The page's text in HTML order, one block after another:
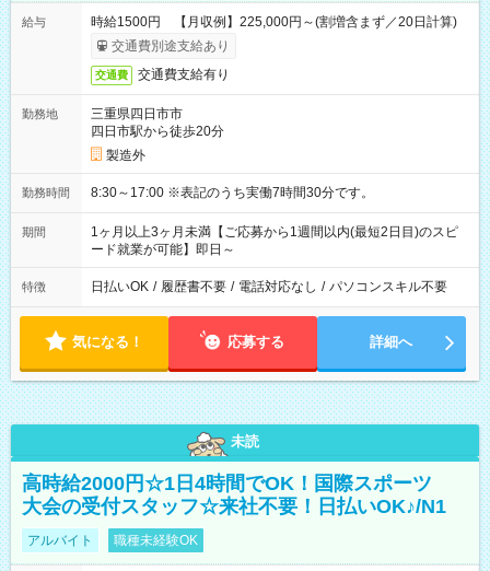
給与
時給1500円 【月収例】225,000円～(割増含まず／20日計算)
交通費別途支給あり
交通費 交通費支給有り
勤務地
三重県四日市市
四日市駅から徒歩20分
製造外
勤務時間 8:30～17:00 ※表記のうち実働7時間30分です。
期間
1ヶ月以上3ヶ月未満【ご応募から1週間以内(最短2日目)のスピ
ード就業が可能】即日～
特徴 日払いOK / 履歴書不要 / 電話対応なし / パソコンスキル不要
気になる！ 応募する 詳細へ
未読
高時給2000円☆1日4時間でOK！国際スポーツ
大会の受付スタッフ☆来社不要！日払いOK♪/N1
アルバイト 職種未経験OK